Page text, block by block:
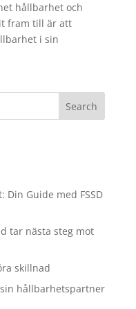
hållbarhet och
fram till är att
i sin
Search
Guide med FSSD
tar nästa steg mot
skillnad
sin hållbarhetspartner